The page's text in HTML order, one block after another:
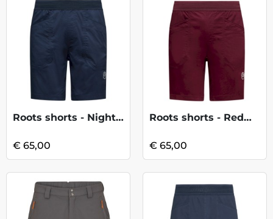
Roots shorts - Night Sky/Chalk
€ 65,00
Roots shorts - Redwood/Chalk
€ 65,00